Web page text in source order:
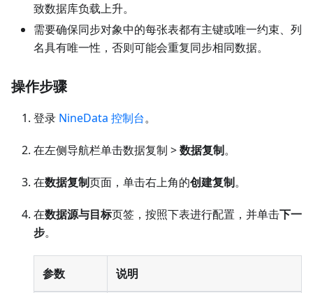
致数据库负载上升。
需要确保同步对象中的每张表都有主键或唯一约束、列
名具有唯一性，否则可能会重复同步相同数据。
操作步骤
登录 NineData 控制台。
在左侧导航栏单击数据复制 >数据复制。
在数据复制页面，单击右上角的创建复制。
在数据源与目标页签，按照下表进行配置，并单击下一
步。
参数 说明